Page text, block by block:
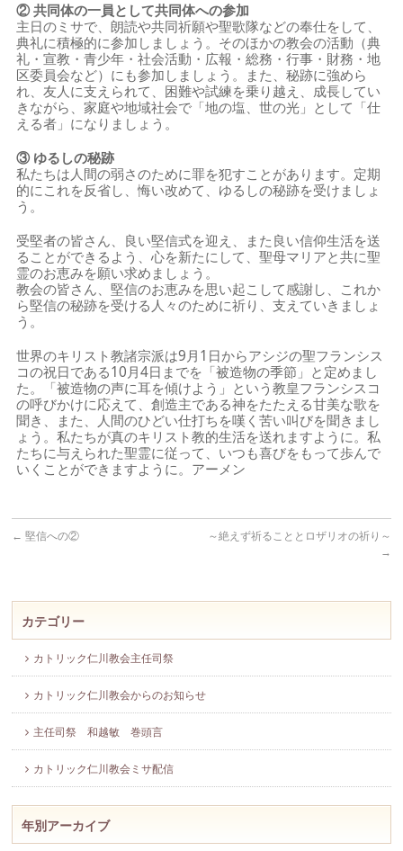
②共同体の一員として共同体への参加
主日のミサで、朗読や共同祈願や聖歌隊などの奉仕をして、
典礼に積極的に参加しましょう。そのほかの教会の活動（典
礼・宣教・青少年・社会活動・広報・総務・行事・財務・地
区委員会など）にも参加しましょう。また、秘跡に強めら
れ、友人に支えられて、困難や試練を乗り越え、成長してい
きながら、家庭や地域社会で「地の塩、世の光」として「仕
える者」になりましょう。
③ ゆるしの秘跡
私たちは人間の弱さのために罪を犯すことがあります。定期
的にこれを反省し、悔い改めて、ゆるしの秘跡を受けましょ
う。
受堅者の皆さん、良い堅信式を迎え、また良い信仰生活を送
ることができるよう、心を新たにして、聖母マリアと共に聖
霊のお恵みを願い求めましょう。
教会の皆さん、堅信のお恵みを思い起こして感謝し、これか
ら堅信の秘跡を受ける人々のために祈り、支えていきましょ
う。
世界のキリスト教諸宗派は9月1日からアシジの聖フランシス
コの祝日である10月4日までを「被造物の季節」と定めまし
た。「被造物の声に耳を傾けよう」という教皇フランシスコ
の呼びかけに応えて、創造主である神をたたえる甘美な歌を
聞き、また、人間のひどい仕打ちを嘆く苦い叫びを聞きまし
ょう。私たちが真のキリスト教的生活を送れますように。私
たちに与えられた聖霊に従って、いつも喜びをもって歩んで
いくことができますように。アーメン
← 堅信への②
～絶えず祈ることとロザリオの祈り～
→
カテゴリー
カトリック仁川教会主任司祭
カトリック仁川教会からのお知らせ
主任司祭 和越敏 巻頭言
カトリック仁川教会ミサ配信
年別アーカイブ